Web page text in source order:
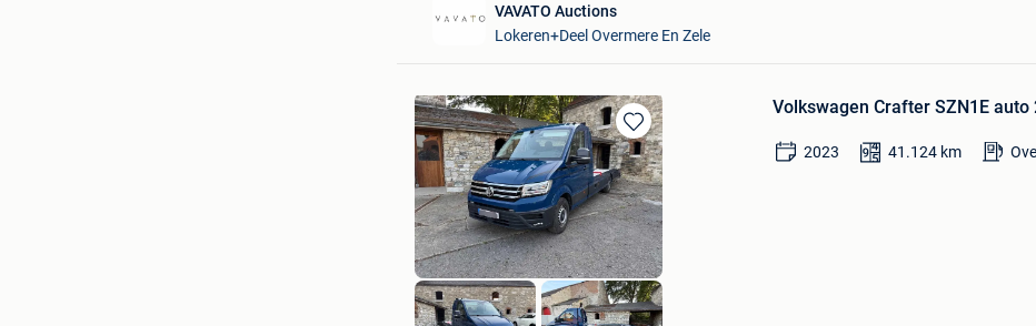
VAVATO Auctions
Lokeren+Deel Overmere En Zele
Bewaren
in
Mijn
Favorieten
Volkswagen Crafter SZN1E auto
2023 41.124 km